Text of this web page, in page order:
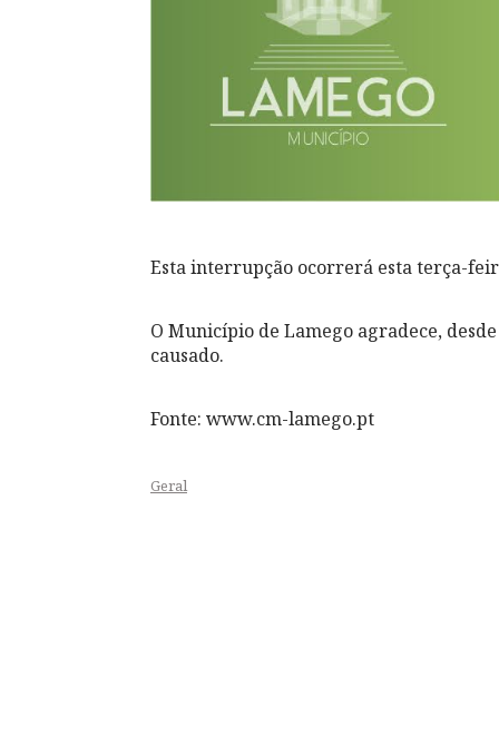
Esta interrupção ocorrerá esta terça-
O Município de Lamego agradece,
causado.
Fonte: www.cm-lamego.pt
Geral